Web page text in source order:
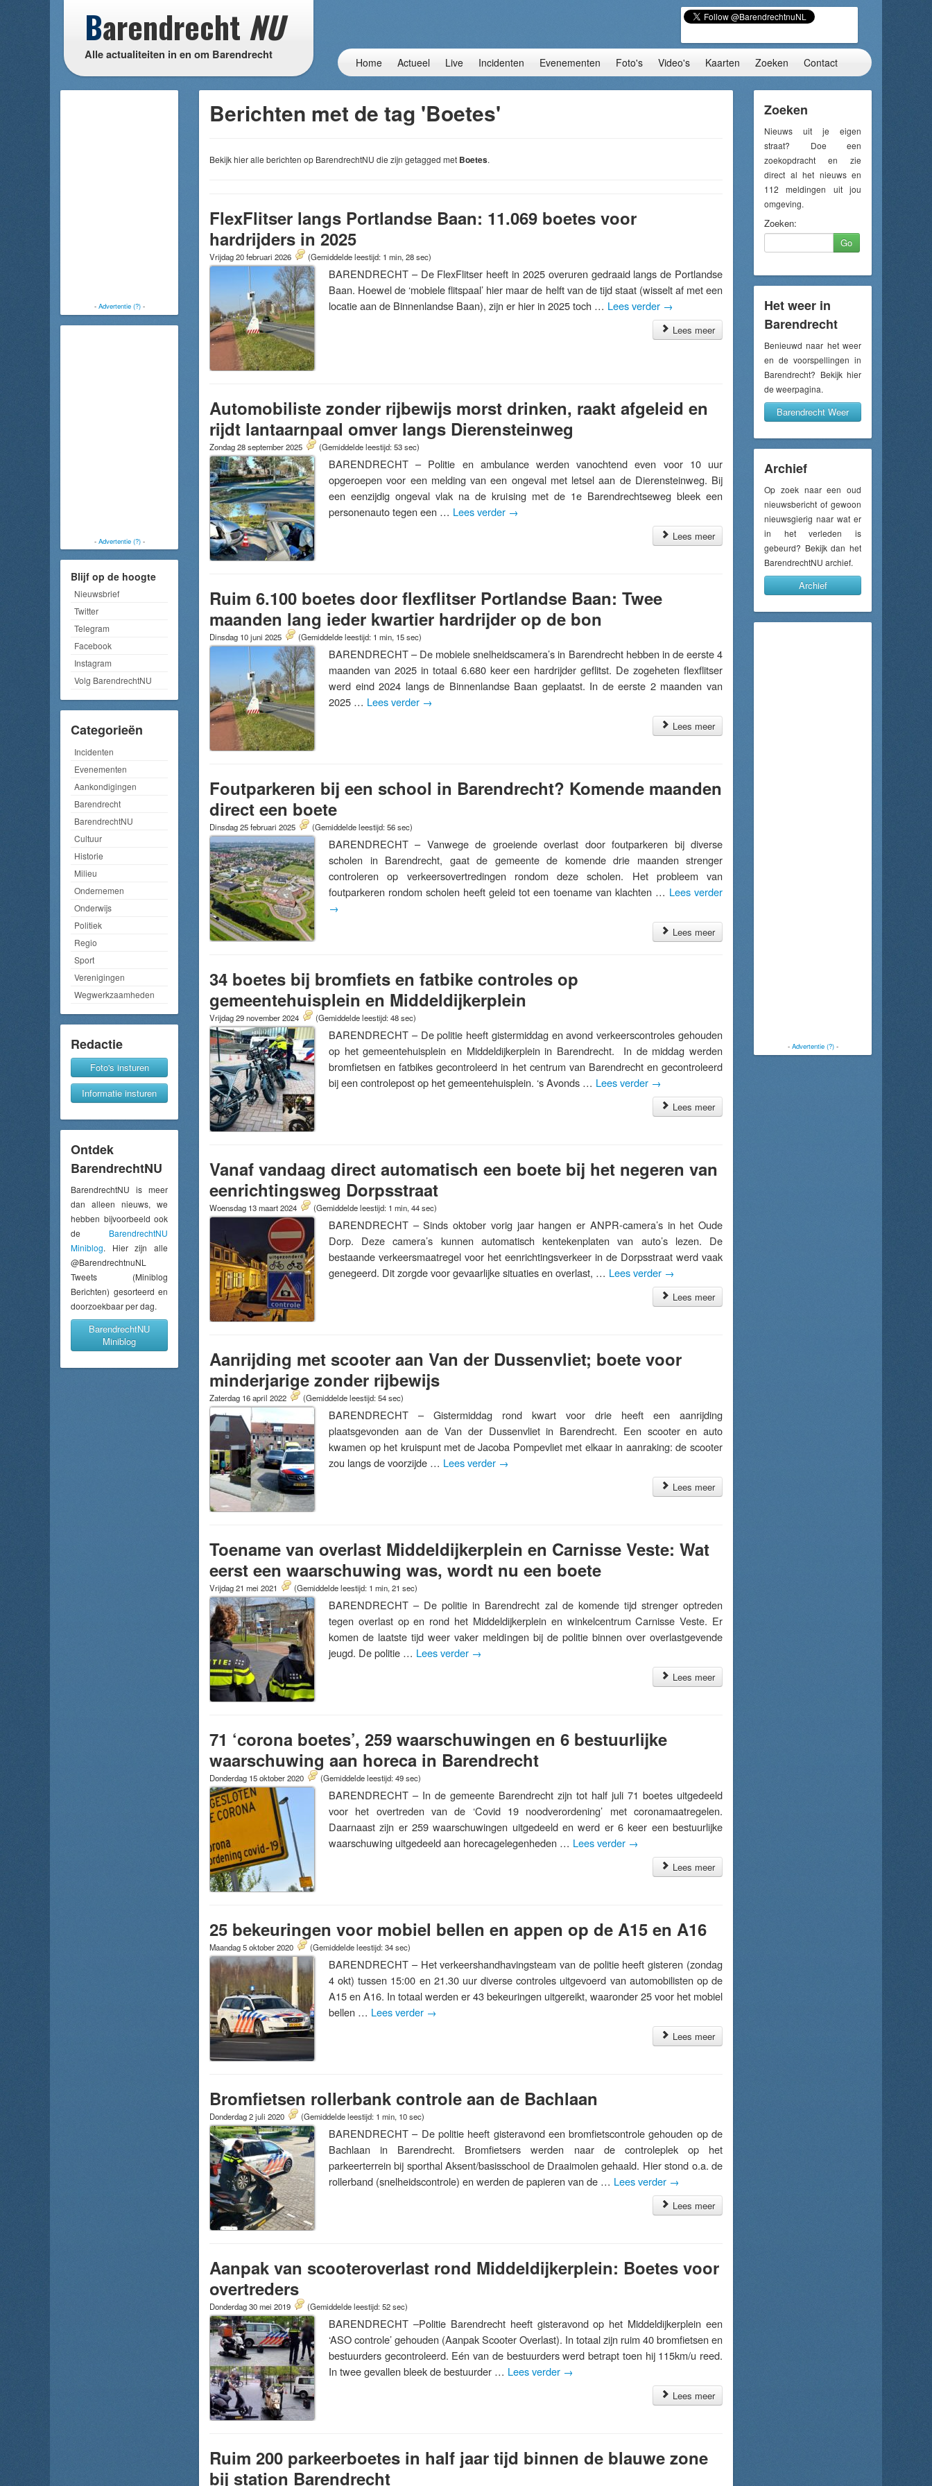
Barendrecht NU
Alle actualiteiten in en om Barendrecht
Home Actueel Live Incidenten Evenementen Foto's Video's Kaarten Zoeken Contact
- Advertentie (?)-
- Advertentie (?)-
Blijf op de hoogte
Nieuwsbrief
Twitter
Telegram
Facebook
Instagram
Volg BarendrechtNU
Categorieën
Incidenten
Evenementen
Aankondigingen
Barendrecht
BarendrechtNU
Cultuur
Historie
Milieu
Ondernemen
Onderwijs
Politiek
Regio
Sport
Verenigingen
Wegwerkzaamheden
Redactie
Foto's insturen
Informatie insturen
Ontdek
BarendrechtNU
BarendrechtNU is meer
dan alleen nieuws, we
hebben bijvoorbeeld ook
de BarendrechtNU
Miniblog. Hier zijn alle
@BarendrechtnuNL
Tweets (Miniblog
Berichten) gesorteerd en
doorzoekbaar per dag.
BarendrechtNU
Miniblog
Berichten met de tag 'Boetes'
Bekijk hier alle berichten op BarendrechtNU die zijn getagged met Boetes.
FlexFlitser langs Portlandse Baan: 11.069 boetes voor
hardrijders in 2025
Vrijdag 20 februari 2026 (Gemiddelde leestijd: 1 min, 28 sec)
BARENDRECHT – De FlexFlitser heeft in 2025 overuren gedraaid langs de Portlandse
Baan. Hoewel de ‘mobiele flitspaal’ hier maar de helft van de tijd staat (wisselt af met een
locatie aan de Binnenlandse Baan), zijn er hier in 2025 toch … Lees verder →
Lees meer
Automobiliste zonder rijbewijs morst drinken, raakt afgeleid en
rijdt lantaarnpaal omver langs Dierensteinweg
Zondag 28 september 2025 (Gemiddelde leestijd: 53 sec)
BARENDRECHT – Politie en ambulance werden vanochtend even voor 10 uur
opgeroepen voor een melding van een ongeval met letsel aan de Dierensteinweg. Bij
een eenzijdig ongeval vlak na de kruising met de 1e Barendrechtseweg bleek een
personenauto tegen een … Lees verder →
Lees meer
Ruim 6.100 boetes door flexflitser Portlandse Baan: Twee
maanden lang ieder kwartier hardrijder op de bon
Dinsdag 10 juni 2025 (Gemiddelde leestijd: 1 min, 15 sec)
BARENDRECHT – De mobiele snelheidscamera’s in Barendrecht hebben in de eerste 4
maanden van 2025 in totaal 6.680 keer een hardrijder geflitst. De zogeheten flexflitser
werd eind 2024 langs de Binnenlandse Baan geplaatst. In de eerste 2 maanden van
2025 … Lees verder →
Lees meer
Foutparkeren bij een school in Barendrecht? Komende maanden
direct een boete
Dinsdag 25 februari 2025 (Gemiddelde leestijd: 56 sec)
BARENDRECHT – Vanwege de groeiende overlast door foutparkeren bij diverse
scholen in Barendrecht, gaat de gemeente de komende drie maanden strenger
controleren op verkeersovertredingen rondom deze scholen. Het probleem van
foutparkeren rondom scholen heeft geleid tot een toename van klachten … Lees verder
→
Lees meer
34 boetes bij bromfiets en fatbike controles op
gemeentehuisplein en Middeldijkerplein
Vrijdag 29 november 2024 (Gemiddelde leestijd: 48 sec)
BARENDRECHT – De politie heeft gistermiddag en avond verkeerscontroles gehouden
op het gemeentehuisplein en Middeldijkerplein in Barendrecht. In de middag werden
bromfietsen en fatbikes gecontroleerd in het centrum van Barendrecht en gecontroleerd
bij een controlepost op het gemeentehuisplein. ‘s Avonds … Lees verder →
Lees meer
Vanaf vandaag direct automatisch een boete bij het negeren van
eenrichtingsweg Dorpsstraat
Woensdag 13 maart 2024 (Gemiddelde leestijd: 1 min, 44 sec)
BARENDRECHT – Sinds oktober vorig jaar hangen er ANPR-camera’s in het Oude
Dorp. Deze camera’s kunnen automatisch kentekenplaten van auto’s lezen. De
bestaande verkeersmaatregel voor het eenrichtingsverkeer in de Dorpsstraat werd vaak
genegeerd. Dit zorgde voor gevaarlijke situaties en overlast, … Lees verder →
Lees meer
Aanrijding met scooter aan Van der Dussenvliet; boete voor
minderjarige zonder rijbewijs
Zaterdag 16 april 2022 (Gemiddelde leestijd: 54 sec)
BARENDRECHT – Gistermiddag rond kwart voor drie heeft een aanrijding
plaatsgevonden aan de Van der Dussenvliet in Barendrecht. Een scooter en auto
kwamen op het kruispunt met de Jacoba Pompevliet met elkaar in aanraking: de scooter
zou langs de voorzijde … Lees verder →
Lees meer
Toename van overlast Middeldijkerplein en Carnisse Veste: Wat
eerst een waarschuwing was, wordt nu een boete
Vrijdag 21 mei 2021 (Gemiddelde leestijd: 1 min, 21 sec)
BARENDRECHT – De politie in Barendrecht zal de komende tijd strenger optreden
tegen overlast op en rond het Middeldijkerplein en winkelcentrum Carnisse Veste. Er
komen de laatste tijd weer vaker meldingen bij de politie binnen over overlastgevende
jeugd. De politie … Lees verder →
Lees meer
71 ‘corona boetes’, 259 waarschuwingen en 6 bestuurlijke
waarschuwing aan horeca in Barendrecht
Donderdag 15 oktober 2020 (Gemiddelde leestijd: 49 sec)
BARENDRECHT – In de gemeente Barendrecht zijn tot half juli 71 boetes uitgedeeld
voor het overtreden van de ‘Covid 19 noodverordening’ met coronamaatregelen.
Daarnaast zijn er 259 waarschuwingen uitgedeeld en werd er 6 keer een bestuurlijke
waarschuwing uitgedeeld aan horecagelegenheden … Lees verder →
Lees meer
25 bekeuringen voor mobiel bellen en appen op de A15 en A16
Maandag 5 oktober 2020 (Gemiddelde leestijd: 34 sec)
BARENDRECHT – Het verkeershandhavingsteam van de politie heeft gisteren (zondag
4 okt) tussen 15:00 en 21.30 uur diverse controles uitgevoerd van automobilisten op de
A15 en A16. In totaal werden er 43 bekeuringen uitgereikt, waaronder 25 voor het mobiel
bellen … Lees verder →
Lees meer
Bromfietsen rollerbank controle aan de Bachlaan
Donderdag 2 juli 2020 (Gemiddelde leestijd: 1 min, 10 sec)
BARENDRECHT – De politie heeft gisteravond een bromfietscontrole gehouden op de
Bachlaan in Barendrecht. Bromfietsers werden naar de controleplek op het
parkeerterrein bij sporthal Aksent/basisschool de Draaimolen gehaald. Hier stond o.a. de
rollerband (snelheidscontrole) en werden de papieren van de … Lees verder →
Lees meer
Aanpak van scooteroverlast rond Middeldijkerplein: Boetes voor
overtreders
Donderdag 30 mei 2019 (Gemiddelde leestijd: 52 sec)
BARENDRECHT –Politie Barendrecht heeft gisteravond op het Middeldijkerplein een
‘ASO controle’ gehouden (Aanpak Scooter Overlast). In totaal zijn ruim 40 bromfietsen en
bestuurders gecontroleerd. Eén van de bestuurders werd betrapt toen hij 115km/u reed.
In twee gevallen bleek de bestuurder … Lees verder →
Lees meer
Ruim 200 parkeerboetes in half jaar tijd binnen de blauwe zone
bij station Barendrecht
Zoeken
Nieuws uit je eigen
straat? Doe een
zoekopdracht en zie
direct al het nieuws en
112 meldingen uit jou
omgeving.
Zoeken:
Go
Het weer in
Barendrecht
Benieuwd naar het weer
en de voorspellingen in
Barendrecht? Bekijk hier
de weerpagina.
Barendrecht Weer
Archief
Op zoek naar een oud
nieuwsbericht of gewoon
nieuwsgierig naar wat er
in het verleden is
gebeurd? Bekijk dan het
BarendrechtNU archief.
Archief
- Advertentie (?)-